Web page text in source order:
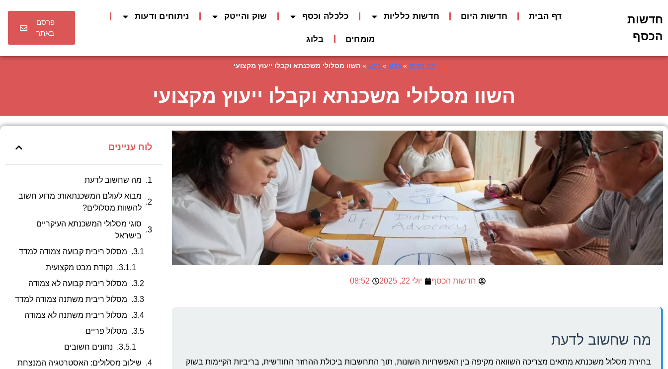
חדשות
הכסף
דף הבית חדשות היום חדשות כלליות כלכלה וכסף שוק והייטק ניתוחים ודעות
מומחים בלוג
פרסם
באתר
דף הבית »בלוג »בלוג »השוו מסלולי משכנתא וקבלו ייעוץ מקצועי
השוו מסלולי משכנתא וקבלו ייעוץ מקצועי
חדשות הכסף יולי 22, 2025 08:52
מה שחשוב לדעת
בחירת מסלול משכנתא מתאים מצריכה השוואה מקיפה בין האפשרויות השונות, תוך התחשבות ביכולת ההחזר החודשית, בריביות הקיימות בשוק
לוח עניינים
מה שחשוב לדעת
מבוא לעולם המשכנתאות: מדוע חשוב
להשוות מסלולים?
סוגי מסלולי המשכנתא העיקריים
בישראל
מסלול ריבית קבועה צמודה למדד
נקודת מבט מקצועית
מסלול ריבית קבועה לא צמודה
מסלול ריבית משתנה צמודה למדד
מסלול ריבית משתנה לא צמודה
מסלול פריים
נתונים חשובים
שילוב מסלולים: האסטרטגיה המנצחת